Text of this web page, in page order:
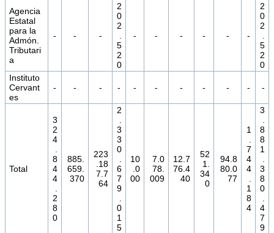
Agencia
Estatal
para la
Admón.
Tributari
a
- - -
2
0
2
5
2
0
- - - - - -
2
0
2
5
2
0
Instituto
Cervant
es
- - - - - - - - - - -
Total
3
2
4
8
4
4
2
8
0
885.
659.
370
223
.18
7.7
64
2
3
3
0
6
7
9
0
1
5
10
.0
00
7.0
78.
009
12.7
76.4
40
52
1.
34
0
94.8
80.0
77
1
7
4
4
1
8
4
3
8
8
1
3
8
0
4
7
9